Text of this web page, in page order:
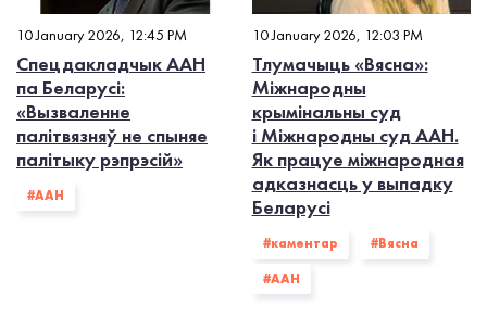
10 January 2026, 12:45 PM
Спецдакладчык ААН
па Беларусі:
«Вызваленне
палітвязняў не спыняе
палітыку рэпрэсій»
#ААН
10 January 2026, 12:03 PM
Тлумачыць «Вясна»:
Міжнародны
крымінальны суд
і Міжнародны суд ААН.
Як працуе міжнародная
адказнасць у выпадку
Беларусі
#каментар #Вясна
#ААН